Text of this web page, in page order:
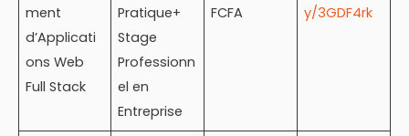
ment
d’Applicati
ons Web
Full Stack
Pratique+
Stage
Professionn
el en
Entreprise
FCFA
y/3GDF4rk